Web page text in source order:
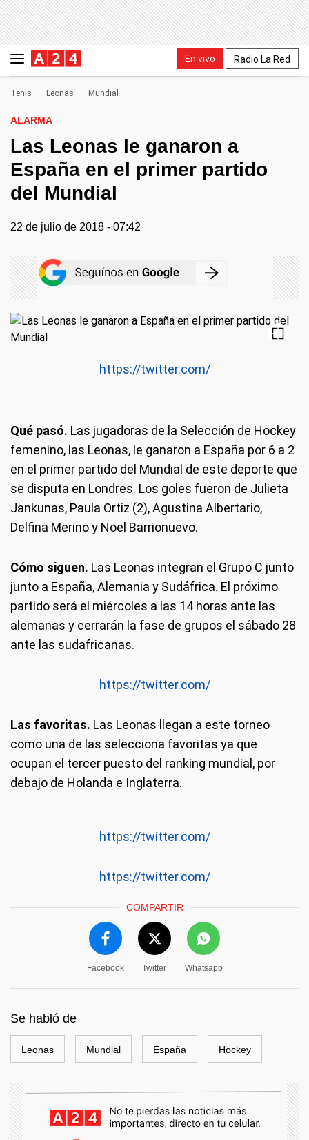
En vivo Radio La Red
Tenis Leonas Mundial
ALARMA
Las Leonas le ganaron a
España en el primer partido
del Mundial
22 de julio de 2018 - 07:42
https://twitter.com/
Qué pasó. Las jugadoras de la Selección de Hockey
femenino, las Leonas, le ganaron a España por 6 a 2
en el primer partido del Mundial de este deporte que
se disputa en Londres. Los goles fueron de Julieta
Jankunas, Paula Ortiz (2), Agustina Albertario,
Delfina Merino y Noel Barrionuevo.
Cómo siguen. Las Leonas integran el Grupo C junto
junto a España, Alemania y Sudáfrica. El próximo
partido será el miércoles a las 14 horas ante las
alemanas y cerrarán la fase de grupos el sábado 28
ante las sudafricanas.
https://twitter.com/
Las favoritas. Las Leonas llegan a este torneo
como una de las selecciona favoritas ya que
ocupan el tercer puesto del ranking mundial, por
debajo de Holanda e Inglaterra.
https://twitter.com/
https://twitter.com/
COMPARTIR
Facebook Twitter Whatsapp
Se habló de
Leonas Mundial España Hockey